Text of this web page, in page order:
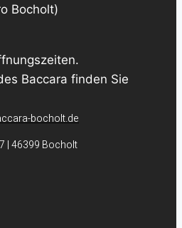
Bocholt)
Baccara finden Sie
bocholt.de
| 46399 Bocholt